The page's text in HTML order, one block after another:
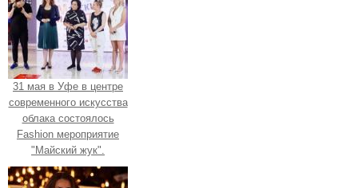
31 мая в Уфе в центре
современного искусства
облака состоялось
Fashion мероприятие
"Майский жук".